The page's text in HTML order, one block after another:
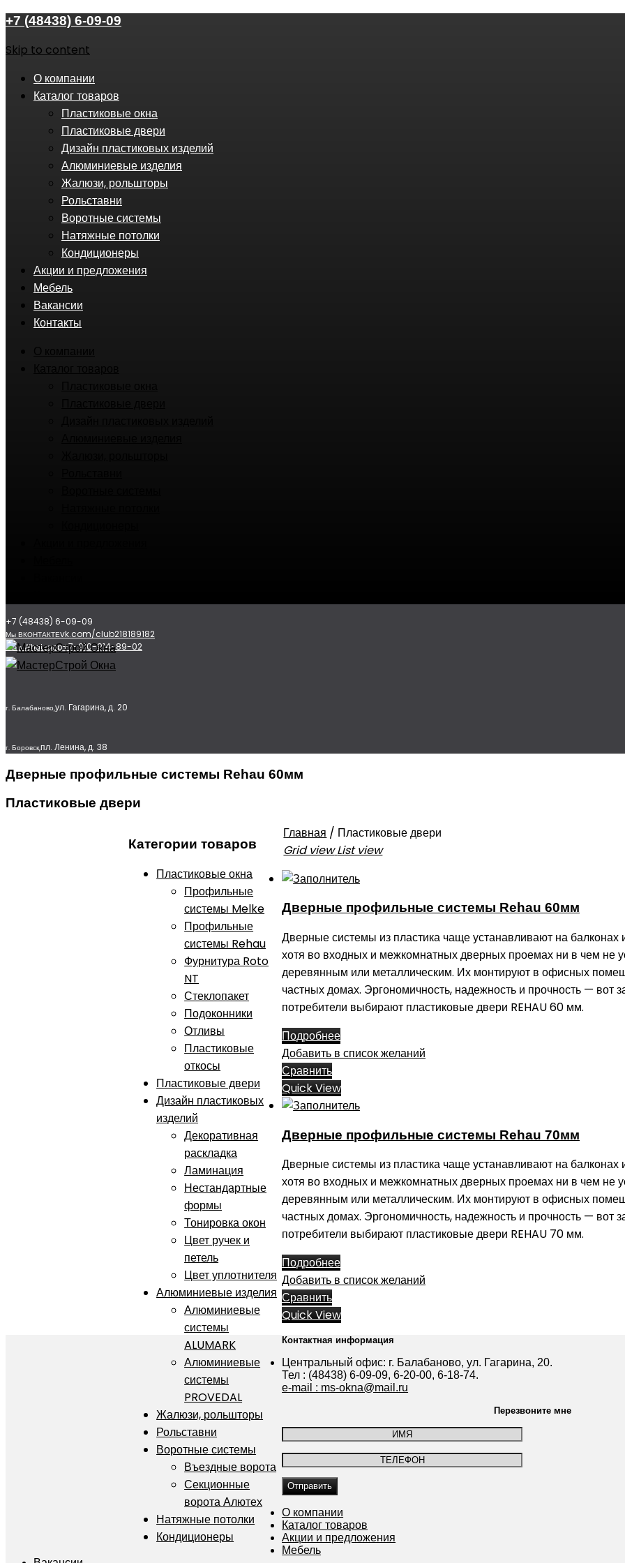
+7 (48438) 6-09-09
Skip to content
О компании
Каталог товаров
Пластиковые окна
Пластиковые двери
Дизайн пластиковых изделий
Алюминиевые изделия
Жалюзи, рольшторы
Рольставни
Воротные системы
Натяжные потолки
Кондиционеры
Акции и предложения
Мебель
Вакансии
Контакты
+7 (48438) 6-09-09
Мы ВКОНТАКТЕvk.com/club218189182
Мы в Whatsapp+7-910-914-89-02
г. Балабаново,ул. Гагарина, д. 20
г. Боровск,пл. Ленина, д. 38
Дверные профильные системы Rehau 60мм
Пластиковые двери
Категории товаров
Пластиковые окна
Профильные
системы Melke
Профильные
системы Rehau
Фурнитура Roto
NT
Стеклопакет
Подоконники
Отливы
Пластиковые
откосы
Пластиковые двери
Дизайн пластиковых
изделий
Декоративная
раскладка
Ламинация
Нестандартные
формы
Тонировка окон
Цвет ручек и
петель
Цвет уплотнителя
Алюминиевые изделия
Алюминиевые
системы
ALUMARK
Алюминиевые
системы
PROVEDAL
Жалюзи, рольшторы
Рольставни
Воротные системы
Въездные ворота
Секционные
ворота Алютех
Натяжные потолки
Кондиционеры
Главная / Пластиковые двери
Grid viewList view
Дверные профильные системы Rehau 60мм
Дверные системы из пластика чаще устанавливают на балконах
хотя во входных и межкомнатных дверных проемах ни в чем не
деревянным или металлическим. Их монтируют в офисных
частных домах. Эргономичность, надежность и прочность — вот
потребители выбирают пластиковые двери REHAU 60 мм.
Подробнее
Добавить в список желаний
Сравнить
Quick View
Дверные профильные системы Rehau 70мм
Дверные системы из пластика чаще устанавливают на балконах
хотя во входных и межкомнатных дверных проемах ни в чем не
деревянным или металлическим. Их монтируют в офисных
частных домах. Эргономичность, надежность и прочность — вот
потребители выбирают пластиковые двери REHAU 70 мм.
Подробнее
Добавить в список желаний
Сравнить
Quick View
Контактная информация
Центральный офис: г. Балабаново, ул. Гагарина, 20.
Тел : (48438) 6-09-09, 6-20-00, 6-18-74.
e-mail : ms-okna@mail.ru
Перезвоните мне
О компании
Каталог товаров
Акции и предложения
Мебель